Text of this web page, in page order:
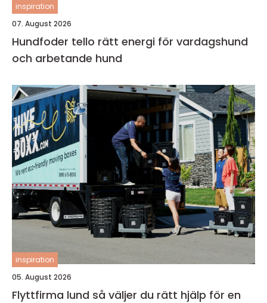
inspiration
07. August 2026
Hundfoder tello rätt energi för vardagshund
och arbetande hund
inspiration
05. August 2026
Flyttfirma lund så väljer du rätt hjälp för en